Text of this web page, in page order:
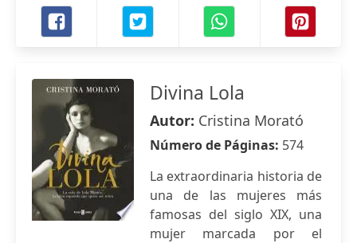
Divina Lola
Autor: Cristina Morató
Número de Páginas: 574
La extraordinaria historia de
una de las mujeres más
famosas del siglo XIX, una
mujer marcada por el